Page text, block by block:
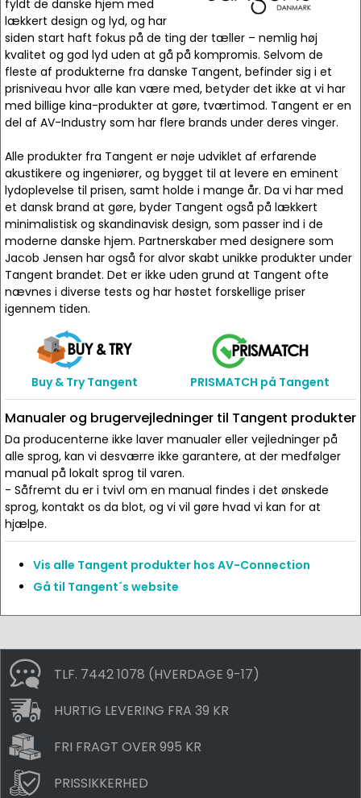
fyldt de danske hjem med
lækkert design og lyd, og har
siden start haft fokus på de ting der tæller – nemlig høj
kvalitet og god lyd uden at gå på kompromis. Selvom de
fleste af produkterne fra danske Tangent, befinder sig i et
prisniveau hvor alle kan være med, betyder det ikke at vi har
med billige kina-produkter at gøre, tværtimod. Tangent er en
del af AV-Industry som har flere brands under deres vinger.
Alle produkter fra Tangent er nøje udviklet af erfarende
akustikere og ingeniører, og bygget til at levere en eminent
lydoplevelse til prisen, samt holde i mange år. Da vi har med
et dansk brand at gøre, byder Tangent også på lækkert
minimalistisk og skandinavisk design, som passer ind i de
moderne danske hjem. Partnerskaber med designere som
Jacob Jensen har også for alvor skabt unikke produkter under
Tangent brandet. Det er ikke uden grund at Tangent ofte
nævnes i diverse tests og har høstet forskellige priser
igennem tiden.
Buy & Try Tangent PRISMATCH på Tangent
Manualer og brugervejledninger til Tangent produkter
Da producenterne ikke laver manualer eller vejledninger på
alle sprog, kan vi desværre ikke garantere, at der medfølger
manual på lokalt sprog til varen.
- Såfremt du er i tvivl om en manual findes i det ønskede
sprog, kontakt os da blot, og vi vil gøre hvad vi kan for at
hjælpe.
Vis alle Tangent produkter hos AV-Connection
Gå til Tangent´s website
TLF. 7442 1078 (HVERDAGE 9-17)
HURTIG LEVERING FRA 39 KR
FRI FRAGT OVER 995 KR
PRISSIKKERHED